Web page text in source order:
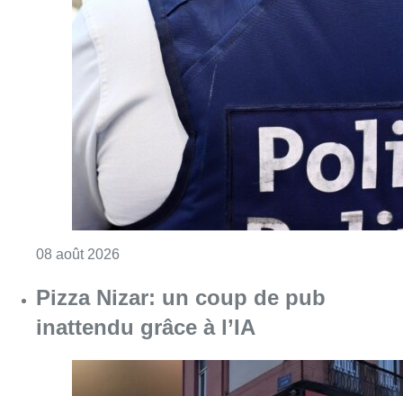
08 août 2026
Pizza Nizar: un coup de pub
inattendu grâce à l’IA